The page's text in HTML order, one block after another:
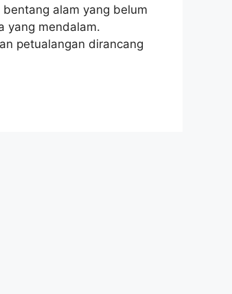
alam yang belum
yang mendalam.
petualangan dirancang